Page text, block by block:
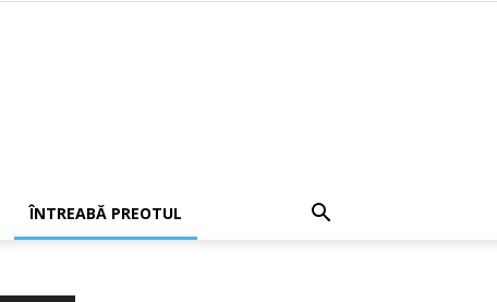
ÎNTREABĂ PREOTUL